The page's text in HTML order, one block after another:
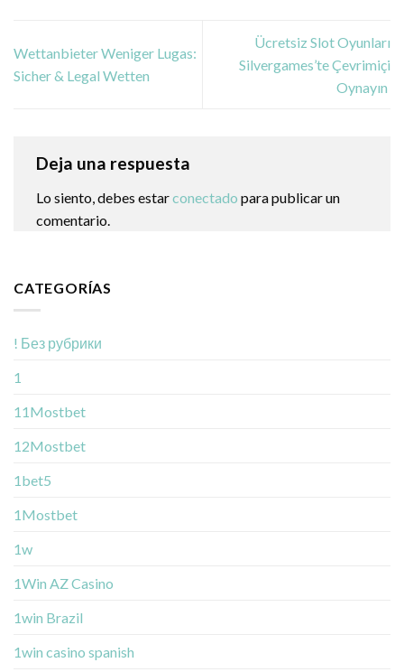
Wettanbieter Weniger Lugas:
Sicher & Legal Wetten
Ücretsiz Slot Oyunları
Silvergames’te Çevrimiçi
Oynayın ️
Deja una respuesta
Lo siento, debes estarconectado para publicar un
comentario.
CATEGORÍAS
! Без рубрики
1
11Mostbet
12Mostbet
1bet5
1Mostbet
1w
1Win AZ Casino
1win Brazil
1win casino spanish